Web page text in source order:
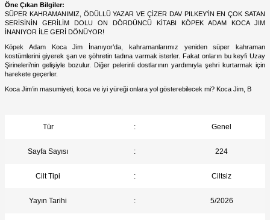
Öne Çıkan Bilgiler:
SÜPER KAHRAMANIMIZ, ÖDÜLLÜ YAZAR VE ÇİZER DAV PILKEY’İN EN ÇOK SATAN
SERİSİNİN GERİLİM DOLU ON DÖRDÜNCÜ KİTABI KÖPEK ADAM KOCA JIM
İNANIYOR İLE GERİ DÖNÜYOR!
Köpek Adam Koca Jim İnanıyor’da, kahramanlarımız yeniden süper kahraman
kostümlerini giyerek şan ve şöhretin tadına varmak isterler. Fakat onların bu keyfi Uzay
Şirineleri’nin gelişiyle bozulur. Diğer pelerinli dostlarının yardımıyla şehri kurtarmak için
harekete geçerler.
Koca Jim’in masumiyeti, koca ve iyi yüreği onlara yol gösterebilecek mi? Koca Jim, B
Tür : Genel
Sayfa Sayısı : 224
Cilt Tipi : Ciltsiz
Yayın Tarihi : 5/2026